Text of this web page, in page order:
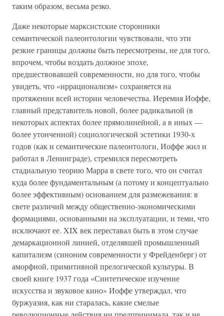
таким образом, весьма резко.
Даже некоторые марксистские сторонники
семантической палеонтологии чувствовали, что эти
резкие границы должны быть пересмотрены, не для того,
впрочем, чтобы воздать должное эпохе,
предшествовавшей современности, но для того, чтобы
увидеть, что «иррационализм» сохраняется на
протяжении всей истории человечества. Иеремия Иоффе,
главный представитель новой, более радикальной (в
некоторых аспектах более прямолинейной, а в иных —
более утонченной) социологической эстетики 1930-х
годов (как и семантические палеонтологи, Иоффе жил и
работал в Ленинграде), стремился пересмотреть
стадиальную теорию Марра в свете того, что он считал
куда более фундаментальным (а потому и концептуально
более эффективным) основанием для размежевания: в
свете различий между общественно-экономическими
формациями, основанными на эксплуатации, и теми, что
исключают ее. XIX век переставал быть в этом случае
демаркационной линией, отделявшей промышленный
капитализм (синоним современности у Фрейденберг) от
аморфной, примитивной прелогической культуры. В
своей книге 1937 года «Синтетическое изучение
искусства и звуковое кино» Иоффе утверждал, что
буржуазия, как ни старалась, какие смелые